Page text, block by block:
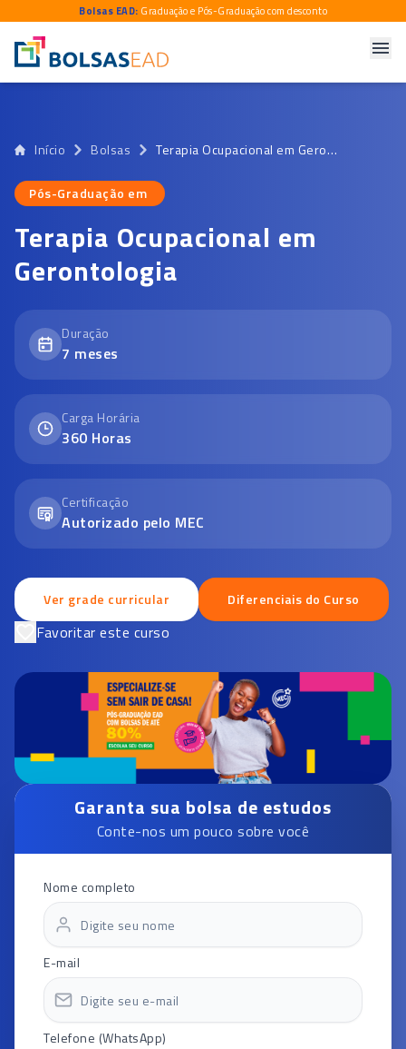
Bolsas EAD: Graduação e Pós-Graduação com desconto
Início Bolsas Terapia Ocupacional em Gerontologia
Pós-Graduação em
Pós-Graduação em
Terapia Ocupacional em
Gerontologia
Duração
7 meses
Carga Horária
360 Horas
Certificação
Autorizado pelo MEC
Ver grade curricular Diferenciais do Curso
Favoritar este curso
Garanta sua bolsa de estudos
Conte-nos um pouco sobre você
Nome completo
E-mail
Telefone (WhatsApp)